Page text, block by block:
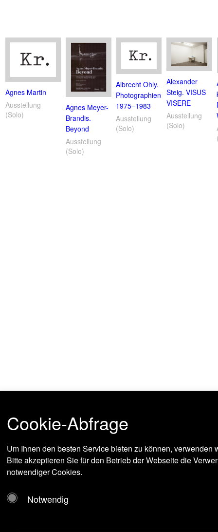
Cookie-Abfrage
Um Ihnen den besten Service bieten zu können, verwenden
Bitte akzeptieren Sie für den Betrieb der Webseite die
notwendiger Cookies.
Notwendig
Agnes Martin
Ausstellung
(Solo)
Agnes Meyer-
Brandis.
Beyond
Ausstellung
(Solo)
Albrecht Ohly.
Photographien
1975–1983
Ausstellung
(Solo)
Alexander
Steig. VISUS
VISERE
Ausstellung
(Solo)